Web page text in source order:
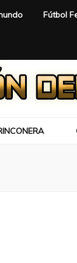
Fútbol